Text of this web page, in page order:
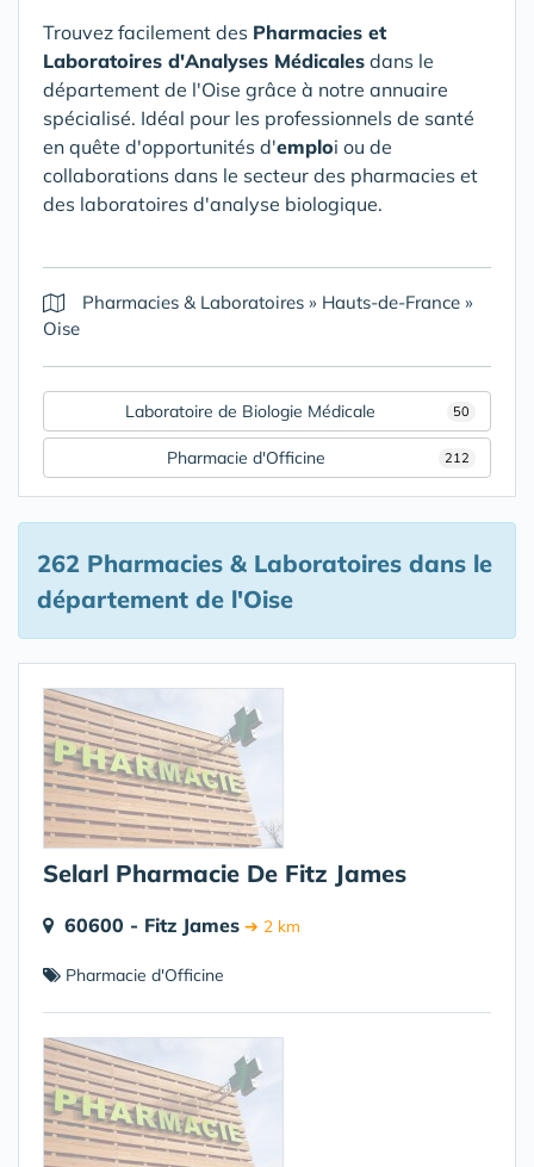
Trouvez facilement des Pharmacies et
Laboratoires d'Analyses Médicales dans le
département de l'Oise grâce à notre annuaire
spécialisé. Idéal pour les professionnels de santé
en quête d'opportunités d'emploi ou de
collaborations dans le secteur des pharmacies et
des laboratoires d'analyse biologique.
Pharmacies & Laboratoires » Hauts-de-France »
Oise
50
Laboratoire de Biologie Médicale
212
Pharmacie d'Officine
262 Pharmacies & Laboratoires dans le
département de l'Oise
Selarl Pharmacie De Fitz James
60600 - Fitz James ➔ 2 km
Pharmacie d'Officine